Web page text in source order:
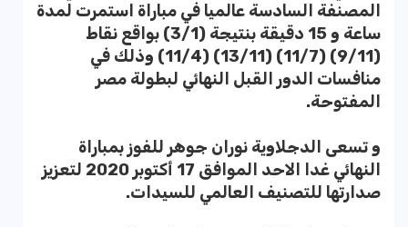
المصنفة السادسة عالميا في مباراة استمرت لمدة
ساعة و 15 دقيقة بنتيجة (3/1) بواقع نقاط
(9/11) (11/7) (13/11) (11/4) وذلك في
منافسات الدور القبل النهائي لبطولة مصر
المفتوحة.
و تسعى الدجلاوية نوران جوهر للفوز بمباراة
النهائي غدا الاحد الموافق 17 أكتوبر 2020 لتعزيز
صدارتها للتصنيف العالمي للسيدات.